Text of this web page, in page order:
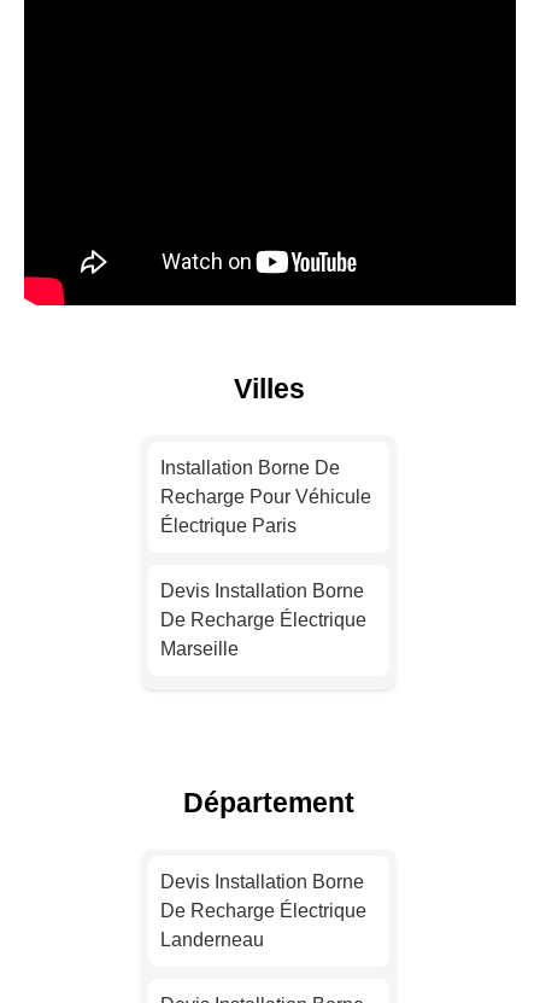
Villes
Installation Borne De
Recharge Pour Véhicule
Électrique Paris
Devis Installation Borne
De Recharge Électrique
Marseille
Toulouse
Département
Devis Installation Borne
De Recharge Électrique
Landerneau